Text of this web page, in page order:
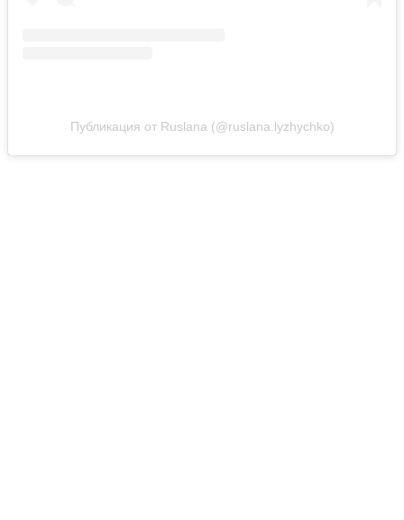
Публикация от Ruslana (@ruslana.lyzhychko)